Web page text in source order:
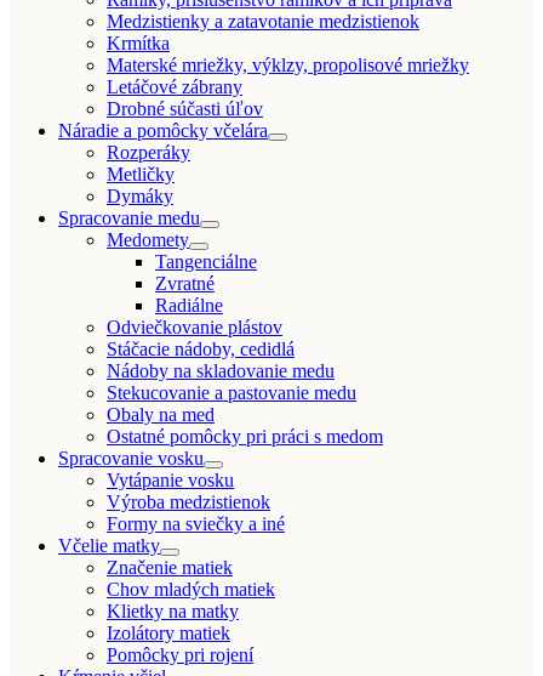
Medzistienky a zatavotanie medzistienok
Krmítka
Materské mriežky, výklzy, propolisové mriežky
Letáčové zábrany
Drobné súčasti úľov
Náradie a pomôcky včelára
Rozperáky
Metličky
Dymáky
Spracovanie medu
Medomety
Tangenciálne
Zvratné
Radiálne
Odviečkovanie plástov
Stáčacie nádoby, cedidlá
Nádoby na skladovanie medu
Stekucovanie a pastovanie medu
Obaly na med
Ostatné pomôcky pri práci s medom
Spracovanie vosku
Vytápanie vosku
Výroba medzistienok
Formy na sviečky a iné
Včelie matky
Značenie matiek
Chov mladých matiek
Klietky na matky
Izolátory matiek
Pomôcky pri rojení